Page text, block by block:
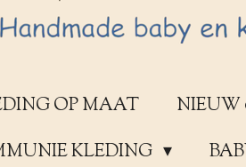
OP MAAT NIEUW
KLEDING